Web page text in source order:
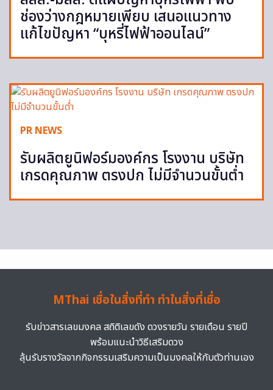
ช่องว่างกฎหมายเพียบ เสนอแนวทาง
แก้ไขปัญหา “บุหรี่ไฟฟ้าออนไลน์”
PR NEWS
รับผลิตยูนิฟอร์มองค์กร โรงงาน บริษัท
เกรดคุณภาพ ตรงปก ไม่มีจำนวนขั้นต่ำ
MThai เชื่อในสิ่งที่ทำ ทำในสิ่งที่เชื่อ
รับข่าวสารเลขมงคล สถิติเลขดัง ดวงรายวัน รายเดือน รายปี
พร้อมแนะนำวิธีเสริมดวง
ลุ้นรับรางวัลจากกิจกรรมเสริมความเป็นมงคลให้กับตัวท่านเอง